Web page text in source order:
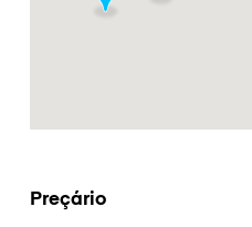
Preçário